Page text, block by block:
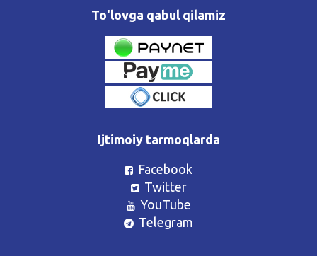
To'lovga qabul qilamiz
Ijtimoiy tarmoqlarda
Facebook
Twitter
YouTube
Telegram